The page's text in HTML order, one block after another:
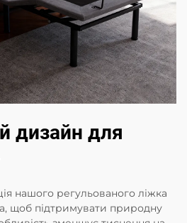
дизайн для
нашого регульованого ліжка
щоб підтримувати природну